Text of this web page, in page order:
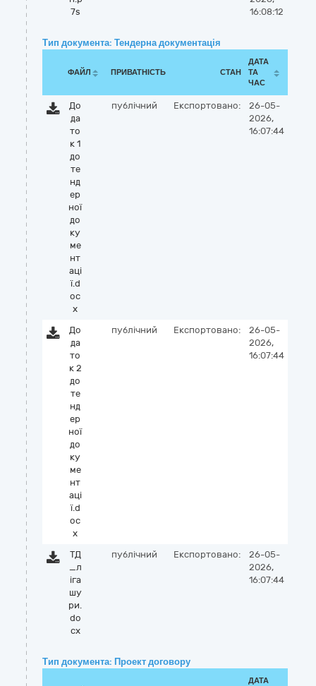
7s
16:08:12
Тип документа: Тендерна документація
ФАЙЛ ПРИВАТНІСТЬ СТАН
ДАТА
ТА
ЧАС
До
да
то
к 1
до
те
нд
ер
ної
до
ку
ме
нт
аці
ї.d
oc
x
публічний Експортовано:
26-05-
2026,
16:07:44
До
да
то
к 2
до
те
нд
ер
ної
до
ку
ме
нт
аці
ї.d
oc
x
публічний Експортовано:
26-05-
2026,
16:07:44
ТД
_л
іга
шу
ри.
do
cx
публічний Експортовано:
26-05-
2026,
16:07:44
Тип документа: Проект договору
ДАТА